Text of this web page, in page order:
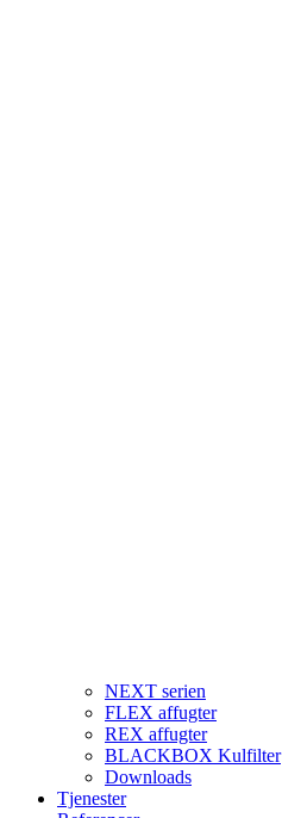
NEXT serien
FLEX affugter
REX affugter
BLACKBOX Kulfilter
Downloads
Tjenester